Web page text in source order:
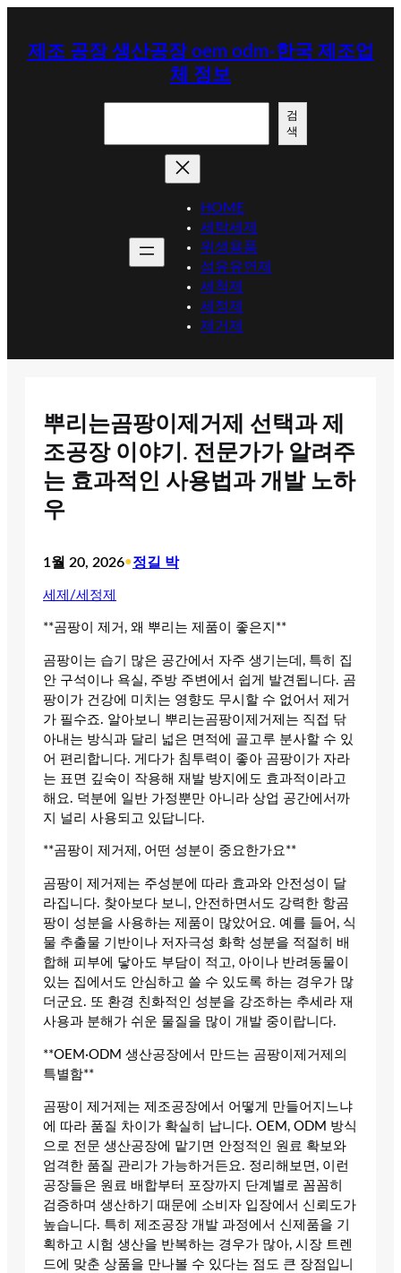
제조 공장 생산공장 oem odm-한국 제조업
체 정보
검
색
HOME
세탁세제
위생용품
섬유유연제
세척제
세정제
제거제
뿌리는곰팡이제거제 선택과 제
조공장 이야기. 전문가가 알려주
는 효과적인 사용법과 개발 노하
우
1월 20, 2026•정길 박
세제/세정제
**곰팡이 제거, 왜 뿌리는 제품이 좋은지**
곰팡이는 습기 많은 공간에서 자주 생기는데, 특히 집
안 구석이나 욕실, 주방 주변에서 쉽게 발견됩니다. 곰
팡이가 건강에 미치는 영향도 무시할 수 없어서 제거
가 필수죠. 알아보니 뿌리는곰팡이제거제는 직접 닦
아내는 방식과 달리 넓은 면적에 골고루 분사할 수 있
어 편리합니다. 게다가 침투력이 좋아 곰팡이가 자라
는 표면 깊숙이 작용해 재발 방지에도 효과적이라고
해요. 덕분에 일반 가정뿐만 아니라 상업 공간에서까
지 널리 사용되고 있답니다.
**곰팡이 제거제, 어떤 성분이 중요한가요**
곰팡이 제거제는 주성분에 따라 효과와 안전성이 달
라집니다. 찾아보다 보니, 안전하면서도 강력한 항곰
팡이 성분을 사용하는 제품이 많았어요. 예를 들어, 식
물 추출물 기반이나 저자극성 화학 성분을 적절히 배
합해 피부에 닿아도 부담이 적고, 아이나 반려동물이
있는 집에서도 안심하고 쓸 수 있도록 하는 경우가 많
더군요. 또 환경 친화적인 성분을 강조하는 추세라 재
사용과 분해가 쉬운 물질을 많이 개발 중이랍니다.
**OEM·ODM 생산공장에서 만드는 곰팡이제거제의
특별함**
곰팡이 제거제는 제조공장에서 어떻게 만들어지느냐
에 따라 품질 차이가 확실히 납니다. OEM, ODM 방식
으로 전문 생산공장에 맡기면 안정적인 원료 확보와
엄격한 품질 관리가 가능하거든요. 정리해보면, 이런
공장들은 원료 배합부터 포장까지 단계별로 꼼꼼히
검증하며 생산하기 때문에 소비자 입장에서 신뢰도가
높습니다. 특히 제조공장 개발 과정에서 신제품을 기
획하고 시험 생산을 반복하는 경우가 많아, 시장 트렌
드에 맞춘 상품을 만나볼 수 있다는 점도 큰 장점입니